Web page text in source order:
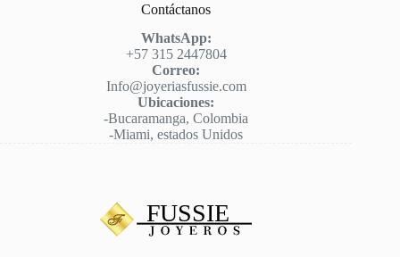
Contáctanos
WhatsApp:
+57 315 2447804
Correo:
Info@joyeriasfussie.com
Ubicaciones:
-Bucaramanga, Colombia
-Miami, estados Unidos